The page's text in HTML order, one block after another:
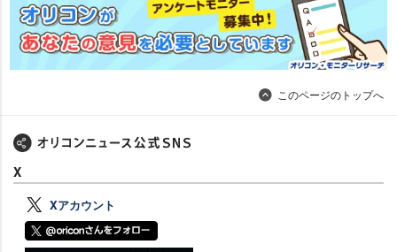
このページのトップへ
X
Xアカウント